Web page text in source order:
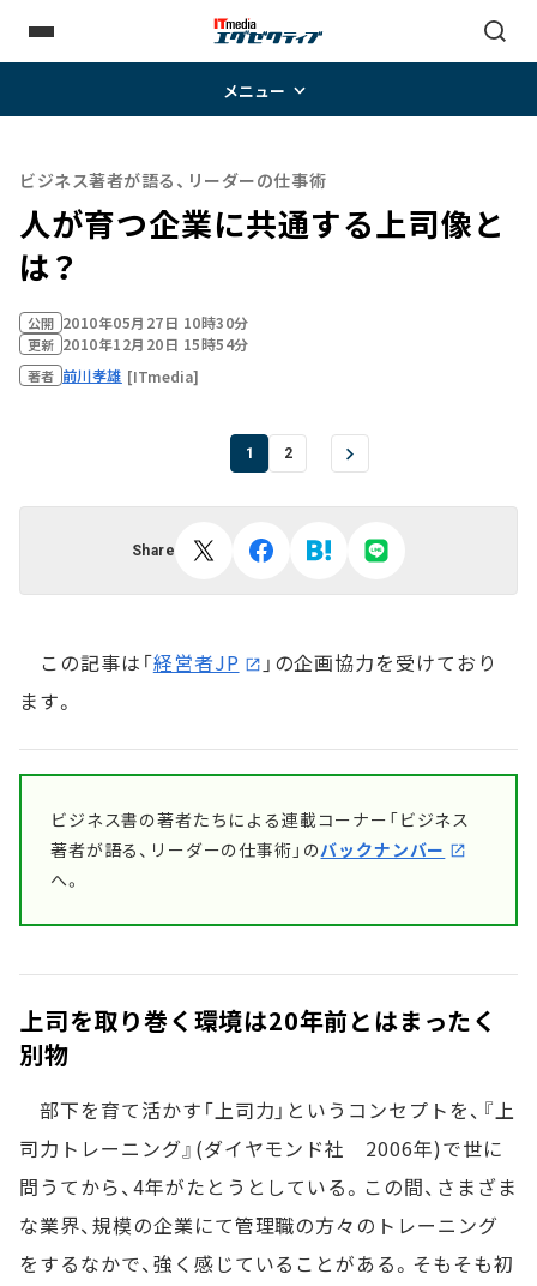
メニュー
ビジネス著者が語る、リーダーの仕事術
人が育つ企業に共通する上司像と
は？
公開 2010年05月27日 10時30分
更新 2010年12月20日 15時54分
著者 前川孝雄 [ITmedia]
1 2
Share
この記事は「経営者JP
」の企画協力を受けており
ます。
ビジネス書の著者たちによる連載コーナー「ビジネス
著者が語る、リーダーの仕事術」のバックナンバー
へ。
上司を取り巻く環境は20年前とはまったく
別物
部下を育て活かす「上司力」というコンセプトを、『上
司力トレーニング』(ダイヤモンド社 2006年)で世に
問うてから、4年がたとうとしている。この間、さまざま
な業界、規模の企業にて管理職の方々のトレーニング
をするなかで、強く感じていることがある。そもそも初